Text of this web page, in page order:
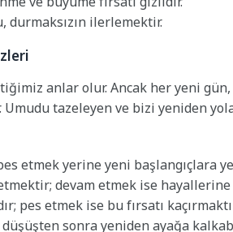
durmaksızın ilerlemektir.
anlar olur. Ancak her yeni
tazeleyen ve bizi yeniden
etmek yerine yeni başlangıçlara
devam etmek ise hayallerine
pes etmek ise bu fırsatı
düşüşten sonra yeniden ayağa